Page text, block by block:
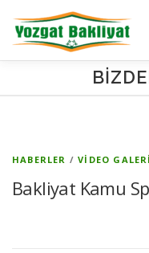
geç
B
i
HABERLER /VIDEO GALERI
Bakliyat Kamu